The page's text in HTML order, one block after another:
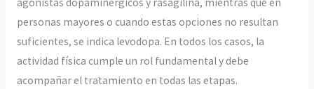
personas mayores o cuando estas opciones no resultan
suficientes, se indica levodopa. En todos los casos, la
actividad física cumple un rol fundamental y debe
acompañar el tratamiento en todas las etapas.